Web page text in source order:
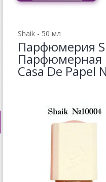
Shaik - 50 мл
Парфюмерия
Парфюмерная
Casa De Papel